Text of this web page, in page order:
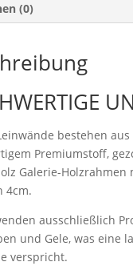
(0)
bestehen aus
Premiumstoff,
Galerie-Holzrahmen
4cm.
ausschließlich
und Gele, was eine
verspricht.